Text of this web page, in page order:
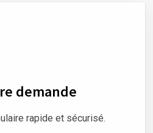
demande
rapide et sécurisé.